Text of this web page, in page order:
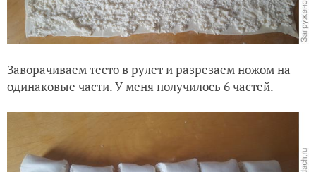
Заворачиваем тесто в рулет и разрезаем ножом на
одинаковые части. У меня получилось 6 частей.